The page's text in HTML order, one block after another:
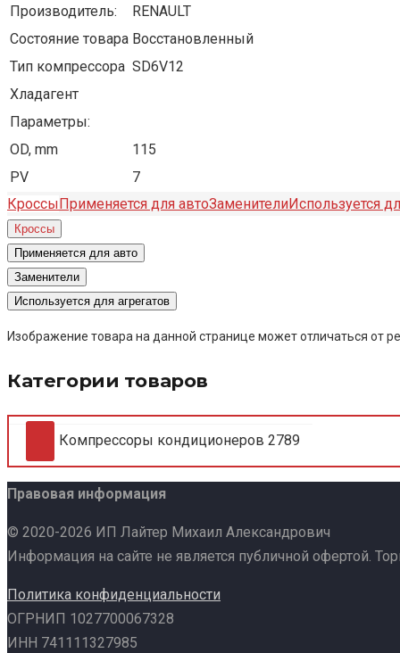
Производитель:
RENAULT
Состояние товара Восстановленный
Тип компрессора SD6V12
Хладагент
Параметры:
OD, mm
115
PV
7
Кроссы Применяется для автоЗаменителиИспользуется
Кроссы
Применяется для авто
Заменители
Используется для агрегатов
Изображение товара на данной странице может отличаться от
Категории товаров
Компрессоры кондиционеров 2789
Правовая информация
© 2020-2026 ИП Лайтер Михаил Александрович
Информация на сайте не является публичной офертой.
Политика конфиденциальности
ОГРНИП 1027700067328
ИНН 741111327985